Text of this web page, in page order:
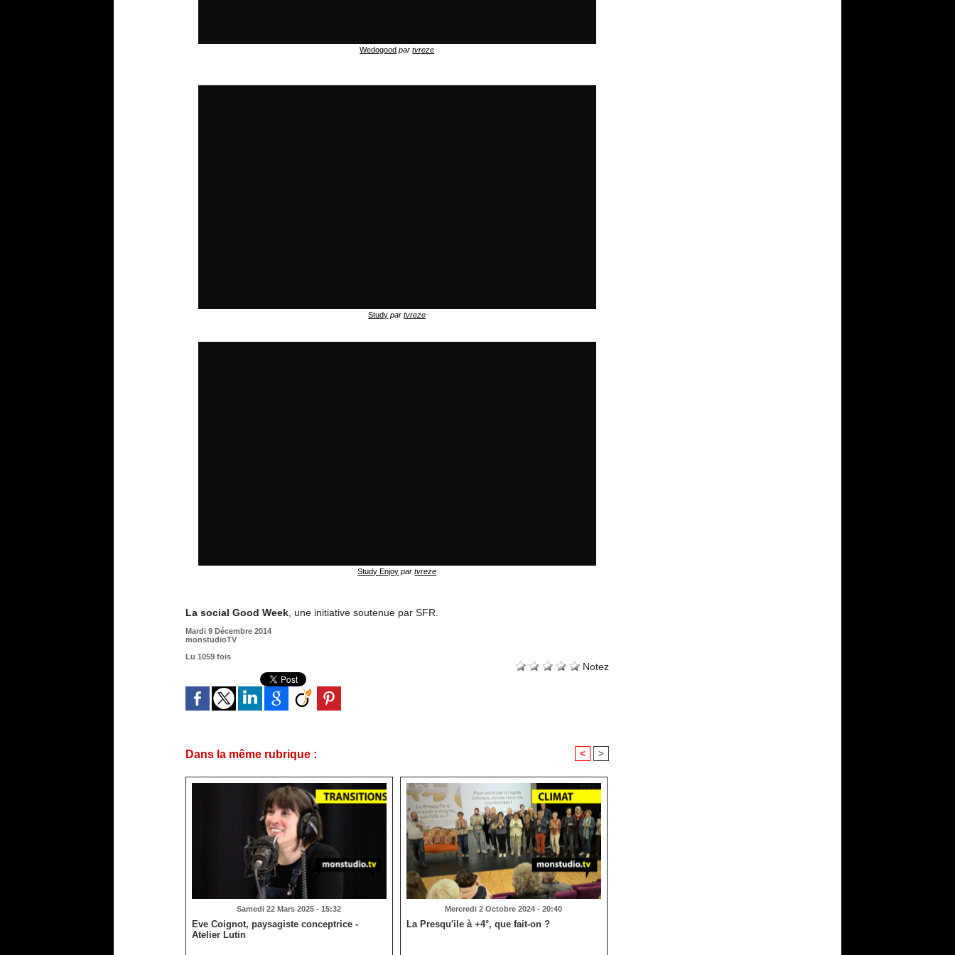
Wedogood partvreze
Study partvreze
Study Enjoy partvreze
La social Good Week, une initiative soutenue par SFR.
Mardi 9 Décembre 2014
monstudioTV
Lu 1059 fois
Notez
Dans la même rubrique : < >
Samedi 22 Mars 2025 - 15:32
Eve Coignot, paysagiste conceptrice -
Atelier Lutin
Mercredi 2 Octobre 2024 - 20:40
La Presqu'ile à +4°, que fait-on ?